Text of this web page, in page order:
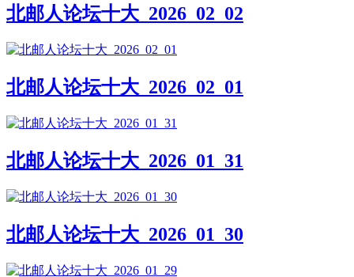
北邮人论坛十大_2026_02_02
北邮人论坛十大_2026_02_01
北邮人论坛十大_2026_01_31
北邮人论坛十大_2026_01_30